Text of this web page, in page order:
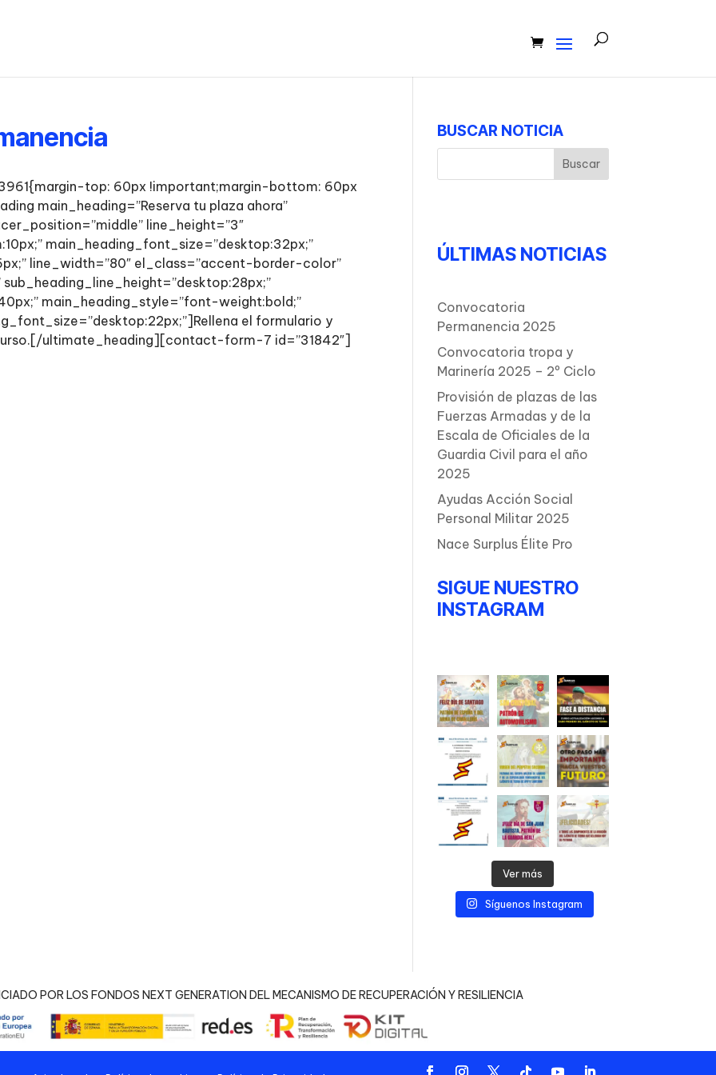
top: 60px !important;margin-bottom: 60px
main_heading=”Reserva tu plaza ahora”
line_height=”3″
main_heading_font_size=”desktop:32px;”
line_width=”80″ el_class=”accent-border-color”
main_heading_style=”font-weight:bold;”
el formulario y
ultimate_heading][contact-form-7 id=”31842″]
BUSCAR NOTICIA
ÚLTIMAS NOTICIAS
Convocatoria
Permanencia 2025
Convocatoria tropa y
Marinería 2025 – 2º Ciclo
Provisión de plazas de las
Fuerzas Armadas y de la
Escala de Oficiales de la
Guardia Civil para el año
2025
Ayudas Acción Social
Personal Militar 2025
Nace Surplus Élite Pro
SIGUE NUESTRO
INSTAGRAM
Ver más
Síguenos Instagram
POR LOS FONDOS NEXT GENERATION DEL MECANISMO DE RECUPERACIÓN Y RESILIENCIA